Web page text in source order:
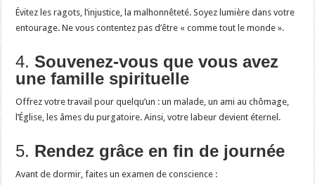
Évitez les ragots, l’injustice, la malhonnêteté. Soyez lumière dans votre
entourage. Ne vous contentez pas d’être « comme tout le monde ».
4.Souvenez-vous que vous avez
une famille spirituelle
Offrez votre travail pour quelqu’un : un malade, un ami au chômage,
l’Église, les âmes du purgatoire. Ainsi, votre labeur devient éternel.
5. Rendez grâce en fin de journée
Avant de dormir, faites un examen de conscience :